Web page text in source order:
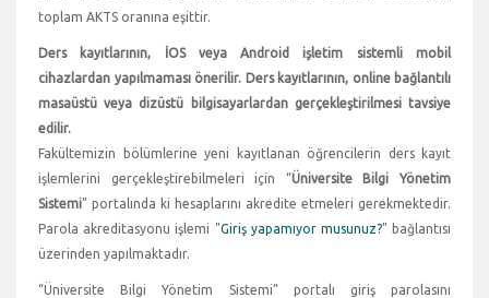
toplam AKTS oranına eşittir.
Ders kayıtlarının, İOS veya Android işletim sistemli mobil
cihazlardan yapılmaması önerilir. Ders kayıtlarının, online bağlantılı
masaüstü veya dizüstü bilgisayarlardan gerçekleştirilmesi tavsiye
edilir.
Fakültemizin bölümlerine yeni kayıtlanan öğrencilerin ders kayıt
işlemlerini gerçekleştirebilmeleri için “Üniversite Bilgi Yönetim
Sistemi” portalında ki hesaplarını akredite etmeleri gerekmektedir.
Parola akreditasyonu işlemi "Giriş yapamıyor musunuz?" bağlantısı
üzerinden yapılmaktadır.
“Üniversite Bilgi Yönetim Sistemi” portalı giriş parolasını